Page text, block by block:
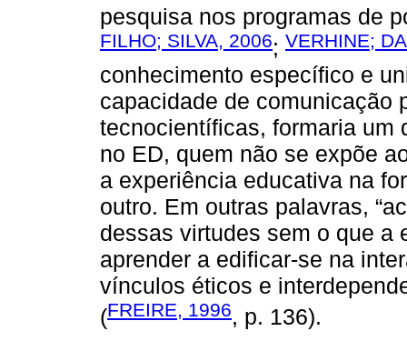
pesquisa nos programas de
FILHO; SILVA, 2006; VERHINE;
conhecimento específico e
capacidade de comunicação
tecnocientíficas, formaria um
no ED, quem não se expõe
a experiência educativa na
outro. Em outras palavras,
dessas virtudes sem o que a
aprender a edificar-se na
vínculos éticos e
(FREIRE, 1996, p. 136).